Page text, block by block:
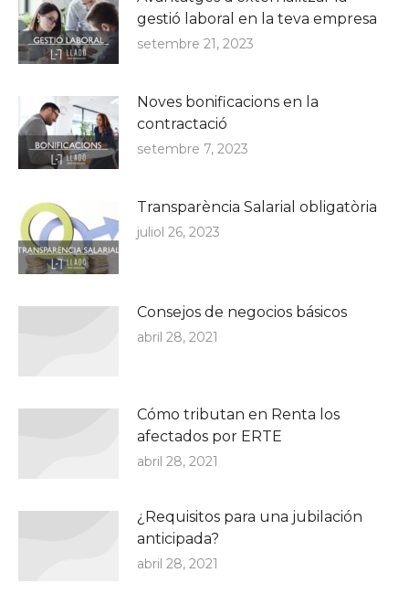
gestió laboral en la teva empresa
setembre 21, 2023
Noves bonificacions en la
contractació
setembre 7, 2023
Transparència Salarial obligatòria
juliol 26, 2023
Consejos de negocios básicos
abril 28, 2021
Cómo tributan en Renta los
afectados por ERTE
abril 28, 2021
¿Requisitos para una jubilación
anticipada?
abril 28, 2021